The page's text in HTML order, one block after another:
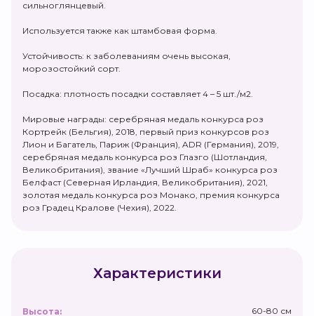
сильноглянцевый.
Используется также как штамбовая форма.
Устойчивость: к заболеваниям очень высокая,
морозостойкий сорт.
Посадка: плотность посадки составляет 4 – 5 шт./м2.
Мировые награды: серебряная медаль конкурса роз
Кортрейк (Бельгия), 2018, первый приз конкурсов роз
Лион и Багатель, Париж (Франция), ADR (Германия), 2019,
серебряная медаль конкурса роз Глазго (Шотландия,
Великобритания), звание «Лучший Шраб» конкурса роз
Белфаст (Северная Ирландия, Великобритания), 2021,
золотая медаль конкурса роз Монако, премия конкурса
роз Градец Кралове (Чехия), 2022.
Характеристики
Высота: 60-80 см